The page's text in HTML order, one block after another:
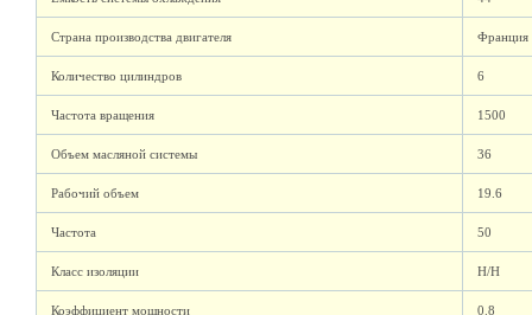
Страна производства двигателя Франция
Количество цилиндров 6
Частота вращения 1500
Объем масляной системы 36
Рабочий объем 19.6
Частота 50
Класс изоляции H/H
Коэффициент мощности 0.8